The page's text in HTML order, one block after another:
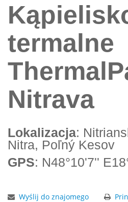
termalne
Nitrava
Lokalizacja:
Nitra, Poľný Kesov
GPS: N48°10'7''
Wyślij do znajomego